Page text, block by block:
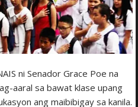
ni Senador Grace Poe na
aaral sa bawat klase upang
ang maibibigay sa kanila.